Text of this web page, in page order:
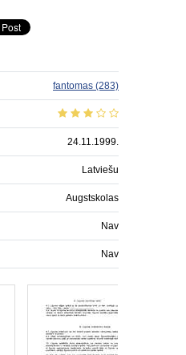
fantomas (283)
24.11.1999.
Latviešu
Augstskolas
Nav
Nav